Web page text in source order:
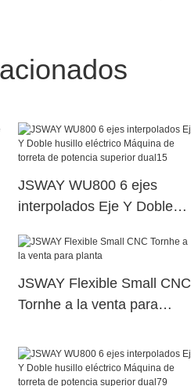
JSWAY WU800 6 ejes
interpolados Eje Y Doble
torreta de potencia superior
JSWAY Flexible Small CNC
Tornhe a la venta para